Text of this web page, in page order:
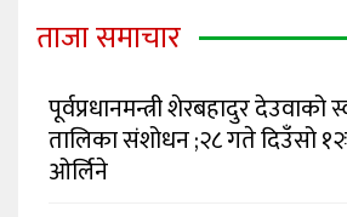
ताजा समाचार
पूर्वप्रधानमन्त्री शेरबहादुर
तालिका संशोधन ;२८ गते दिउँसो
ओर्लिने